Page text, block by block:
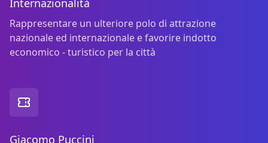
Internazionalità
Rappresentare un ulteriore polo di attrazione
nazionale ed internazionale e favorire indotto
economico - turistico per la città
Giacomo Puccini